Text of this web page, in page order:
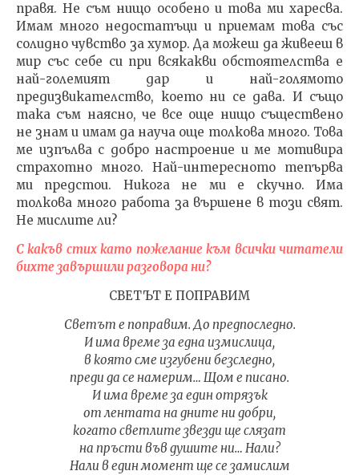
правя. Не съм нищо особено и това ми харесва.
Имам много недостатъци и приемам това със
солидно чувство за хумор. Да можеш да живееш в
мир със себе си при всякакви обстоятелства е
най-големият дар и най-голямото
предизвикателство, което ни се дава. И също
така съм наясно, че все още нищо съществено
не знам и имам да науча още толкова много. Това
ме изпълва с добро настроение и ме мотивира
страхотно много. Най-интересното тепърва
ми предстои. Никога не ми е скучно. Има
толкова много работа за вършене в този свят.
Не мислите ли?
С какъв стих като пожелание към всички читатели
бихте завършили разговора ни?
СВЕТЪТ Е ПОПРАВИМ
Светът е поправим. До предпоследно.
И има време за една измислица,
в която сме изгубени безследно,
преди да се намерим… Щом е писано.
И има време за един отрязък
от лентата на дните ни добри,
когато светлите звезди ще слязат
на пръсти във душите ни… Нали?
Нали в един момент ще се замислим